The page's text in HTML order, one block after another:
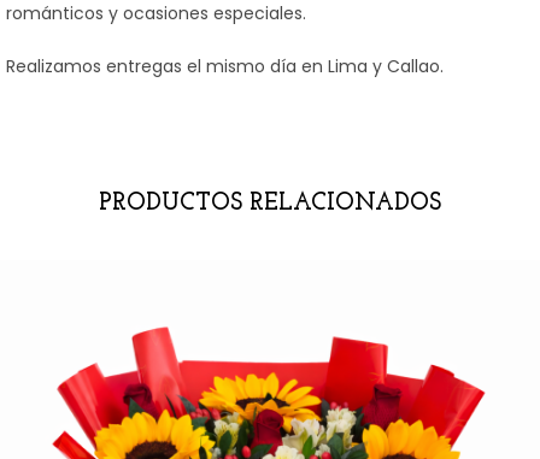
románticos y ocasiones especiales.
Realizamos entregas el mismo día en Lima y Callao.
PRODUCTOS RELACIONADOS